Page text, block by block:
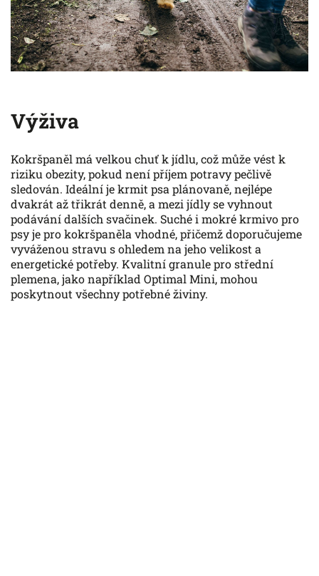
Výživa
Kokršpaněl má velkou chuť k jídlu, což může vést k
riziku obezity, pokud není příjem potravy pečlivě
sledován. Ideální je krmit psa plánovaně, nejlépe
dvakrát až třikrát denně, a mezi jídly se vyhnout
podávání dalších svačinek. Suché i mokré krmivo pro
psy je pro kokršpaněla vhodné, přičemž doporučujeme
vyváženou stravu s ohledem na jeho velikost a
energetické potřeby. Kvalitní granule pro střední
plemena, jako například Optimal Mini, mohou
poskytnout všechny potřebné živiny.